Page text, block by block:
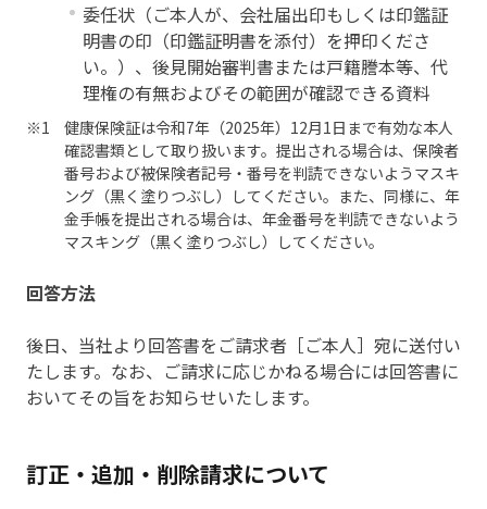
委任状（ご本人が、会社届出印もしくは印鑑証
明書の印（印鑑証明書を添付）を押印くださ
い。）、後見開始審判書または戸籍謄本等、代
理権の有無およびその範囲が確認できる資料
健康保険証は令和7年（2025年）12月1日まで有効な本人
確認書類として取り扱います。提出される場合は、保険者
番号および被保険者記号・番号を判読できないようマスキ
ング（黒く塗りつぶし）してください。また、同様に、年
金手帳を提出される場合は、年金番号を判読できないよう
マスキング（黒く塗りつぶし）してください。
回答方法
後日、当社より回答書をご請求者［ご本人］宛に送付い
たします。なお、ご請求に応じかねる場合には回答書に
おいてその旨をお知らせいたします。
訂正・追加・削除請求について